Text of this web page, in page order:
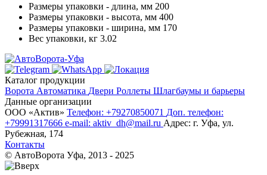
Размеры упаковки - длина, мм 200
Размеры упаковки - высота, мм 400
Размеры упаковки - ширина, мм 170
Вес упаковки, кг 3.02
Каталог продукции
Ворота Автоматика Двери Роллеты Шлагбаумы и барьеры
Данные организации
ООО «‎Актив»‎ Телефон: +79270850071 Доп. телефон:
+79991317666 e-mail: aktiv_dh@mail.ru Адрес: г. Уфа, ул.
Рубежная, 174
Контакты
© АвтоВорота Уфа, 2013 - 2025